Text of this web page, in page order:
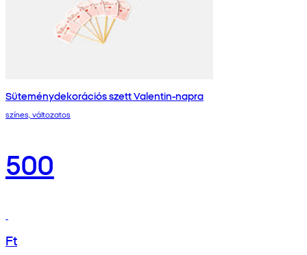
Süteménydekorációs szett Valentin-napra
színes, változatos
500
Ft